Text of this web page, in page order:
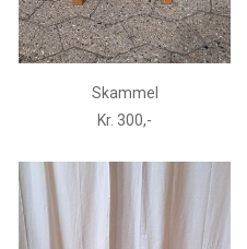
Skammel
Kr. 300,-